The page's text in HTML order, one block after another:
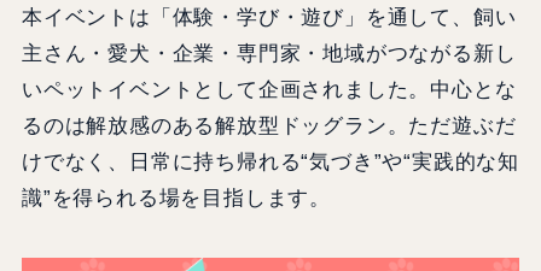
本イベントは「体験・学び・遊び」を通して、飼い
主さん・愛犬・企業・専門家・地域がつながる新し
いペットイベントとして企画されました。中心とな
るのは解放感のある解放型ドッグラン。ただ遊ぶだ
けでなく、日常に持ち帰れる“気づき”や“実践的な知
識”を得られる場を目指します。